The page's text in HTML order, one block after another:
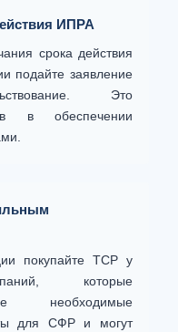
ИПРА
срока действия
подайте заявление
Это
в обеспечении
покупайте ТСР у
которые
необходимые
для СФР и могут